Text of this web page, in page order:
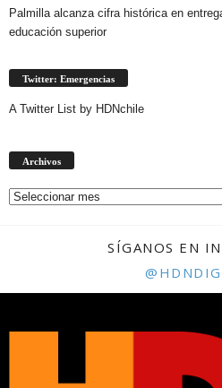
Palmilla alcanza cifra histórica en
educación superior
Twitter: Emergencias
A Twitter List by HDNchile
Archivos
SÍGANOS EN